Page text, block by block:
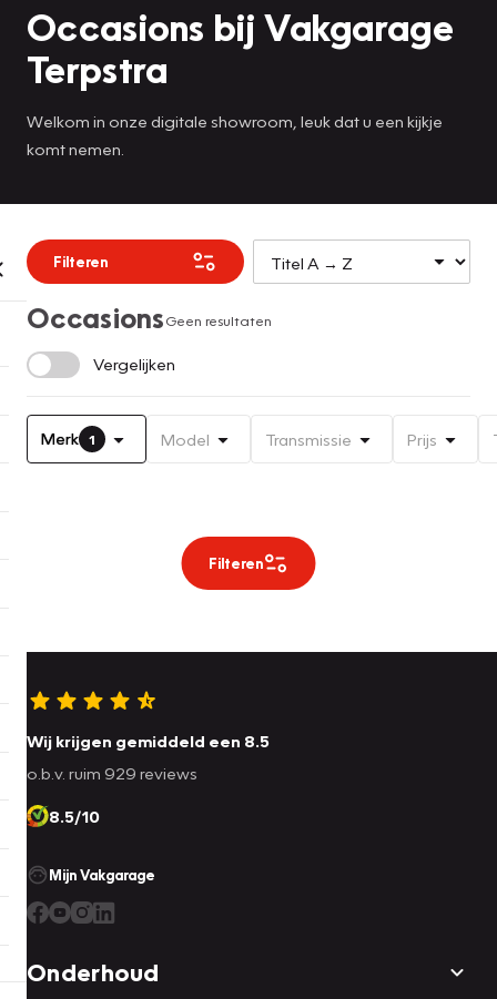
Occasions bij Vakgarage
Terpstra
Welkom in onze digitale showroom, leuk dat u een kijkje
komt nemen.
Filteren
OccasionsGeen resultaten
Vergelijken
Merk 1 Model Transmissie Prijs
Filteren
Wij krijgen gemiddeld een 8.5
o.b.v. ruim 929 reviews
8.5/10
Mijn Vakgarage
Onderhoud